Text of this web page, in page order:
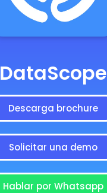
DataScope
Descarga brochure
Solicitar una demo
Hablar por Whatsapp